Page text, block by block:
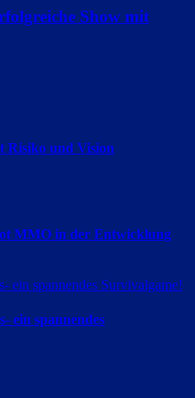
Show mit
Risiko und Vision
MMO in der Entwicklung
ein spannendes